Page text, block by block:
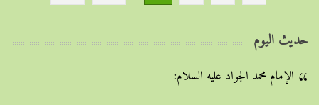
حديث اليوم
الإمام محمد الجواد عليه السلام: